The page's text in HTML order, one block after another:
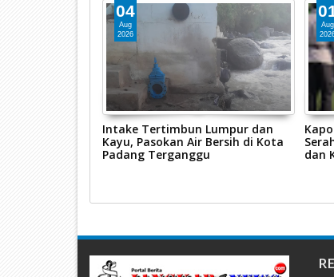
04
Aug
2026
Intake Tertimbun Lumpur dan
Kayu, Pasokan Air Bersih di Kota
Padang Terganggu
Aug
dan